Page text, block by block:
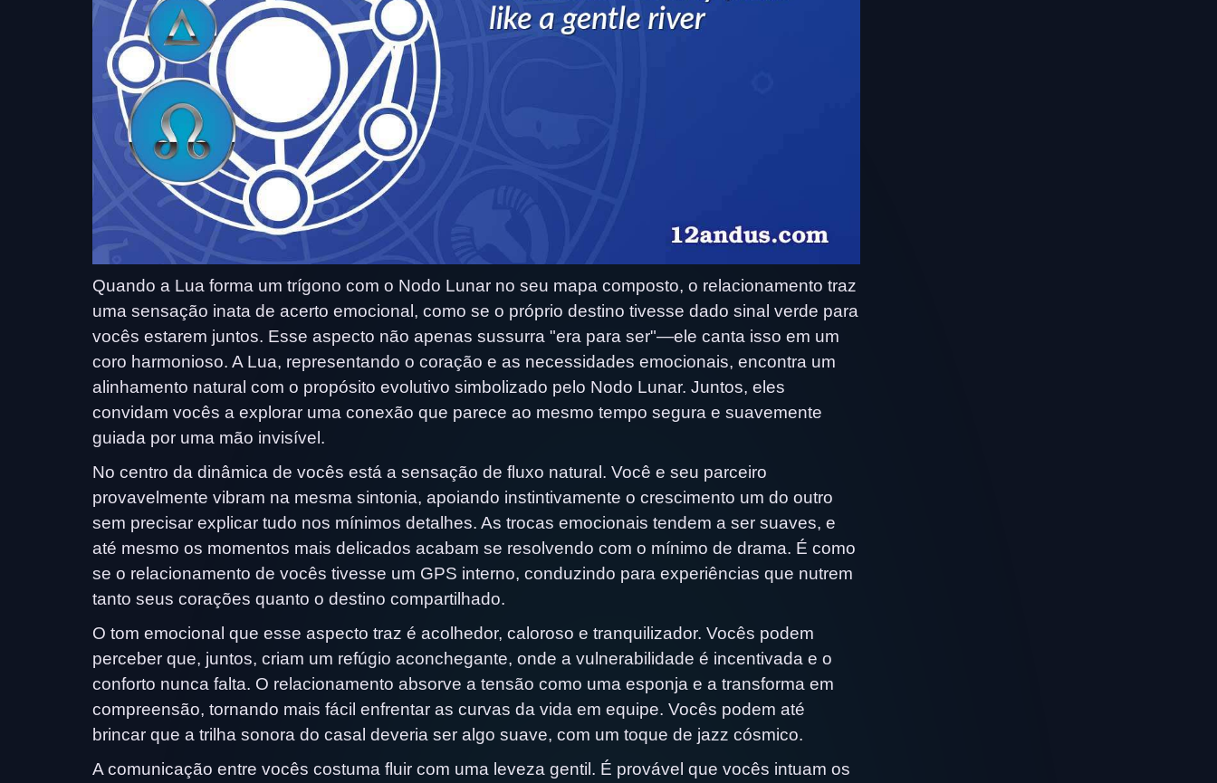
Quando a Lua forma um trígono com o Nodo Lunar no seu mapa composto, o relacionamento traz
uma sensação inata de acerto emocional, como se o próprio destino tivesse dado sinal verde para
vocês estarem juntos. Esse aspecto não apenas sussurra "era para ser"—ele canta isso em um
coro harmonioso. A Lua, representando o coração e as necessidades emocionais, encontra um
alinhamento natural com o propósito evolutivo simbolizado pelo Nodo Lunar. Juntos, eles
convidam vocês a explorar uma conexão que parece ao mesmo tempo segura e suavemente
guiada por uma mão invisível.
No centro da dinâmica de vocês está a sensação de fluxo natural. Você e seu parceiro
provavelmente vibram na mesma sintonia, apoiando instintivamente o crescimento um do outro
sem precisar explicar tudo nos mínimos detalhes. As trocas emocionais tendem a ser suaves, e
até mesmo os momentos mais delicados acabam se resolvendo com o mínimo de drama. É como
se o relacionamento de vocês tivesse um GPS interno, conduzindo para experiências que nutrem
tanto seus corações quanto o destino compartilhado.
O tom emocional que esse aspecto traz é acolhedor, caloroso e tranquilizador. Vocês podem
perceber que, juntos, criam um refúgio aconchegante, onde a vulnerabilidade é incentivada e o
conforto nunca falta. O relacionamento absorve a tensão como uma esponja e a transforma em
compreensão, tornando mais fácil enfrentar as curvas da vida em equipe. Vocês podem até
brincar que a trilha sonora do casal deveria ser algo suave, com um toque de jazz cósmico.
A comunicação entre vocês costuma fluir com uma leveza gentil. É provável que vocês intuam os